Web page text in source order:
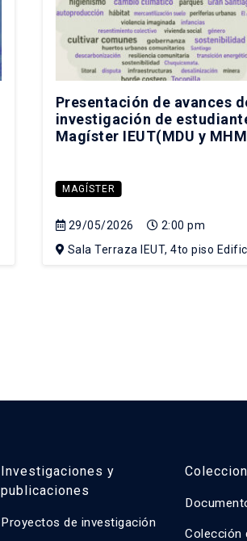
Presentación de avances de
investigación de estudiantes de
Magíster IEUT(MDU y
MAGÍSTER
29/05/2026
2:00 pm
Sala Terraza IEUT, 4to piso
Investigaciones y
publicaciones
Proyectos de investigación
Colección